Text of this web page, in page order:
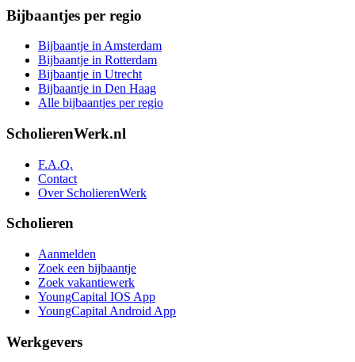
Bijbaantjes per regio
Bijbaantje in Amsterdam
Bijbaantje in Rotterdam
Bijbaantje in Utrecht
Bijbaantje in Den Haag
Alle bijbaantjes per regio
ScholierenWerk.nl
F.A.Q.
Contact
Over ScholierenWerk
Scholieren
Aanmelden
Zoek een bijbaantje
Zoek vakantiewerk
YoungCapital IOS App
YoungCapital Android App
Werkgevers